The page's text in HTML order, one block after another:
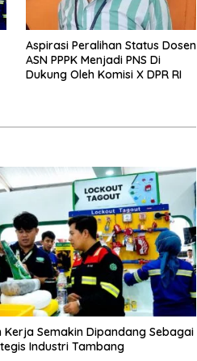
Aspirasi Peralihan Status Dosen
ASN PPPK Menjadi PNS Di
Dukung Oleh Komisi X DPR RI
Kerja Semakin Dipandang Sebagai
Industri Tambang